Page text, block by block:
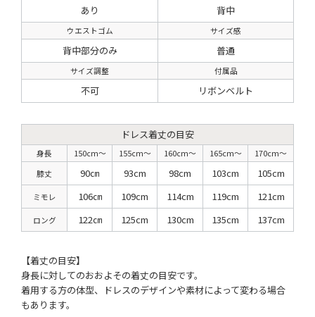
あり 背中
ウエストゴム サイズ感
背中部分のみ 普通
サイズ調整 付属品
不可 リボンベルト
ドレス着丈の目安
身長 150cm〜 155cm〜 160cm〜 165cm〜
170cm〜
膝丈
90㎝ 93cm 98cm 103cm 105cm
ミモレ 106㎝ 109cm 114cm 119cm 121cm
ロング 122㎝ 125cm 130cm 135cm 137cm
【着丈の目安】
身長に対してのおおよその着丈の目安です。
着用する方の体型、ドレスのデザインや素材によって変わる場合
もあります。